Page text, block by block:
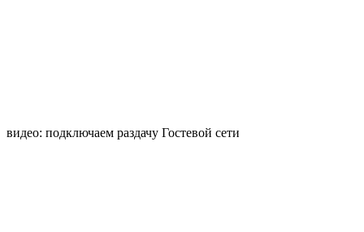
видео: подключаем раздачу Гостевой сети